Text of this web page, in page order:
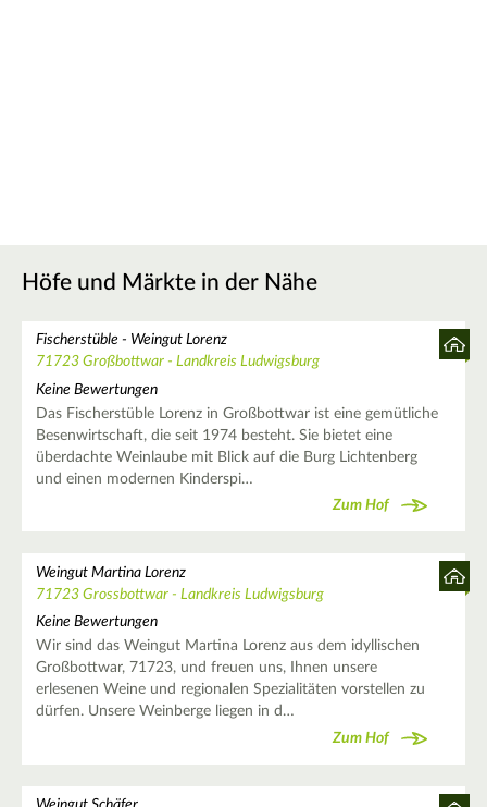
Höfe und Märkte in der Nähe
Fischerstüble - Weingut Lorenz
71723 Großbottwar - Landkreis Ludwigsburg
Keine Bewertungen
Das Fischerstüble Lorenz in Großbottwar ist eine gemütliche
Besenwirtschaft, die seit 1974 besteht. Sie bietet eine
überdachte Weinlaube mit Blick auf die Burg Lichtenberg
und einen modernen Kinderspi…
Zum Hof
Weingut Martina Lorenz
71723 Grossbottwar - Landkreis Ludwigsburg
Keine Bewertungen
Wir sind das Weingut Martina Lorenz aus dem idyllischen
Großbottwar, 71723, und freuen uns, Ihnen unsere
erlesenen Weine und regionalen Spezialitäten vorstellen zu
dürfen. Unsere Weinberge liegen in d…
Zum Hof